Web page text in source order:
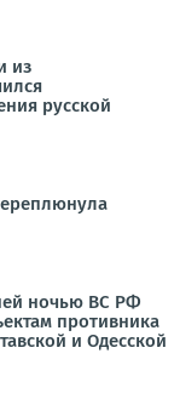
из
русской
ночью ВС РФ
противника
и Одесской